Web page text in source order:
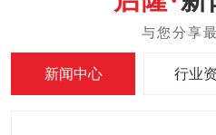
新闻中心 行业